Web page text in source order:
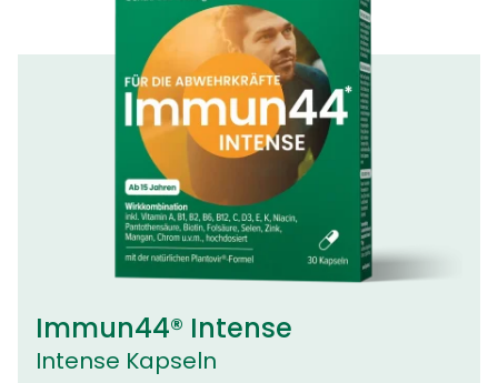
Immun44® Intense
Intense Kapseln